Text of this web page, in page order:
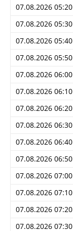
07.08.2026 05:20
07.08.2026 05:30
07.08.2026 05:40
07.08.2026 05:50
07.08.2026 06:00
07.08.2026 06:10
07.08.2026 06:20
07.08.2026 06:30
07.08.2026 06:40
07.08.2026 06:50
07.08.2026 07:00
07.08.2026 07:10
07.08.2026 07:20
07.08.2026 07:30